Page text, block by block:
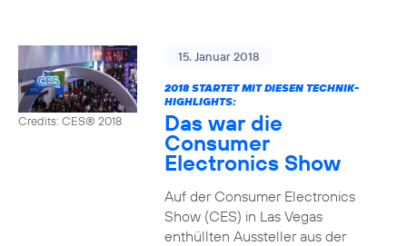
Credits: CES® 2018
15. Januar 2018
2018 STARTET MIT DIESEN TECHNIK-
HIGHLIGHTS:
Das war die
Consumer
Electronics Show
Auf der Consumer Electronics
Show (CES) in Las Vegas
enthüllten Aussteller aus der